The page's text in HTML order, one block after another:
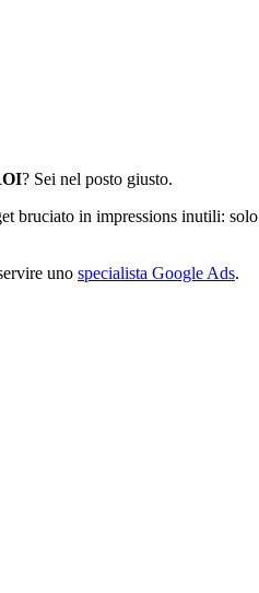
? Sei nel posto giusto.
bruciato in impressions inutili: solo
uno specialista Google Ads.